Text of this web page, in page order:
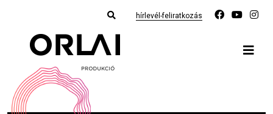
hírlevél-feliratkozás